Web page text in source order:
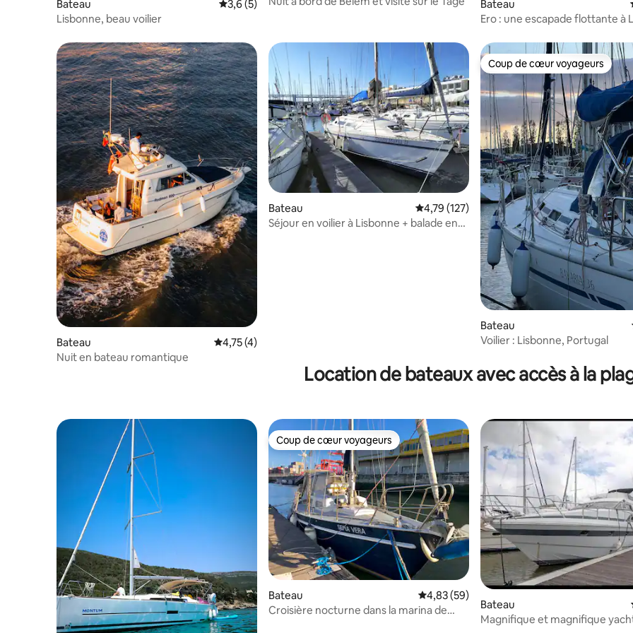
Bateau Évaluation moyenne sur la base de 5 commentaires : 3,6 sur 5
3,6 (5)
Lisbonne, beau voilier
Bateau
Ero : une escapade flottante à
Bateau Évaluation moyenne sur la base de 4 commentaires : 4,75 sur 5
4,75 (4)
Nuit en bateau romantique
Bateau Évaluation moyenne sur la base de 127
4,79 (127)
Séjour en voilier à Lisbonne + balade en
Coup de cœur voyageurs
Coup de cœur voyageurs
Bateau
Voilier : Lisbonne, Portugal
Location de bateaux avec accès à la
Coup de cœur voyageurs
Coup de cœur voyageurs
Bateau Évaluation moyenne sur la base de 59
4,83 (59)
Croisière nocturne dans la marina de
Bateau
Magnifique et magnifique